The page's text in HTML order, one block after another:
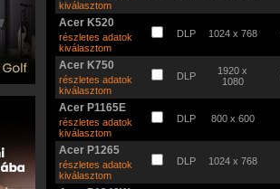
kiválasztom
Acer K520
részletes adatok
kiválasztom
DLP 1024 x 768
Acer K750
részletes adatok
kiválasztom
DLP
1920 x
1080
Acer P1165E
részletes adatok
kiválasztom
DLP 800 x 600
Acer P1265
részletes adatok
kiválasztom
DLP 1024 x 768